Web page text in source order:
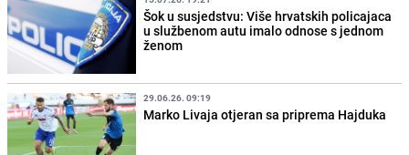
Šok u susjedstvu: Više hrvatskih policajaca
u službenom autu imalo odnose s jednom
ženom
29.06.26. 09:19
Marko Livaja otjeran sa priprema Hajduka